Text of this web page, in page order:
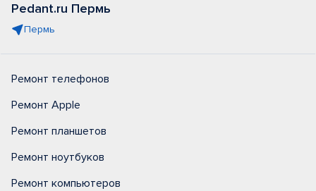
Pedant.ru Пермь
Пермь
Ремонт телефонов
Ремонт Apple
Ремонт планшетов
Ремонт ноутбуков
Ремонт компьютеров